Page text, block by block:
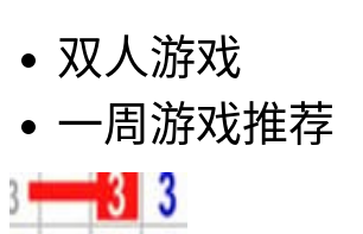
双人游戏
一周游戏推荐